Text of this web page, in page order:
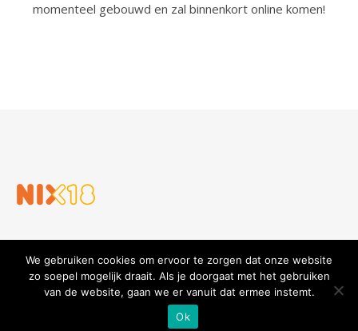
momenteel gebouwd en zal binnenkort online komen!
Slijterij en Wijnhandel Gouders
Algemene voorwaarden
We gebruiken cookies om ervoor te zorgen dat onze website
zo soepel mogelijk draait. Als je doorgaat met het gebruiken
van de website, gaan we er vanuit dat ermee instemt.
Ok